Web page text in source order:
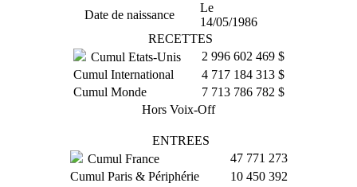
Date de naissance
Le
14/05/1986
RECETTES
Cumul Etats-Unis
2 996 602 469 $
Cumul International
4 717 184 313 $
Cumul Monde
7 713 786 782 $
Hors Voix-Off
ENTREES
Cumul France
47 771 273
Cumul Paris & Périphérie
10 450 392